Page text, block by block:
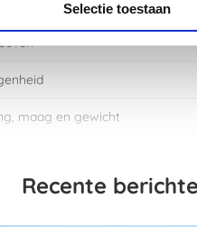
Selectie toestaan
maag en gewicht
Recente